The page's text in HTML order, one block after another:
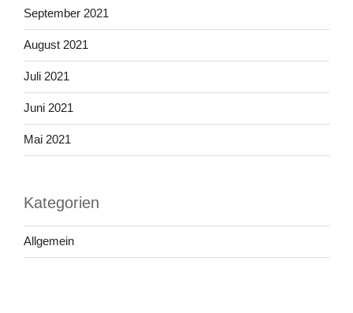
September 2021
August 2021
Juli 2021
Juni 2021
Mai 2021
Kategorien
Allgemein